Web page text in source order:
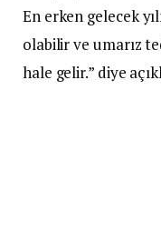
En erken gelecek
olabilir ve umarız
hale gelir.” diye